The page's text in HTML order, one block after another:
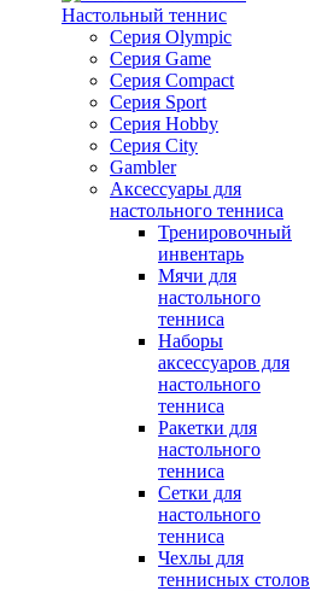
Настольный теннис
Серия Olympic
Серия Game
Серия Compact
Серия Sport
Серия Hobby
Серия City
Gambler
Аксессуары для
настольного тенниса
Тренировочный
инвентарь
Мячи для
настольного
тенниса
Наборы
аксессуаров для
настольного
тенниса
Ракетки для
настольного
тенниса
Сетки для
настольного
тенниса
Чехлы для
теннисных столов